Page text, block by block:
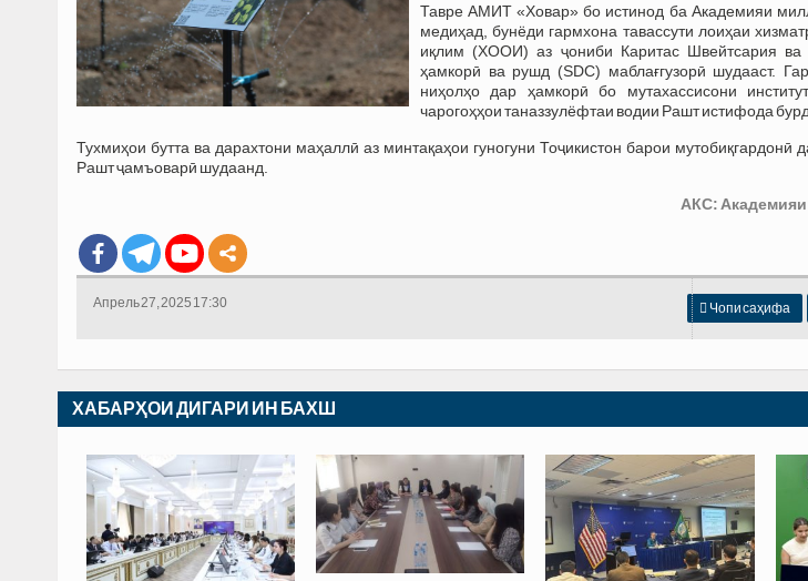
Тавре АМИТ «Ховар» бо истинод ба Академияи
медиҳад, бунёди гармхона тавассути лоиҳаи
иқлим (ХООИ) аз ҷониби Каритас Швейтсария ва
ҳамкорӣ ва рушд (SDC) маблағгузорӣ шудааст.
ниҳолҳо дар ҳамкорӣ бо мутахассисони
чарогоҳҳои таназзулёфтаи водии Рашт истифода
Тухмиҳои бутта ва дарахтони маҳаллӣ аз минтақаҳои гуногуни Тоҷикистон барои мутобиқгардонӣ
Рашт ҷамъоварӣ шудаанд.
АКС:
 Чопи саҳифа
Апрель 27, 2025 17:30
ХАБАРҲОИ ДИГАРИ ИН БАХШ